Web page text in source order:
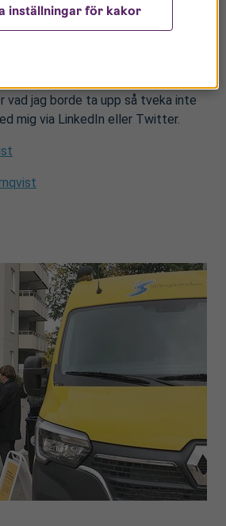
blogginlägg bidra till en ökad
vad jag borde ta upp så tveka inte
mig via LinkedIn eller Twitter.
inställningar för kakor